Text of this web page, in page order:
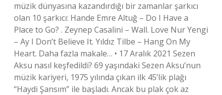
müzik dünyasına kazandırdığı bir zamanlar şarkıcı
olan 10 şarkıcı: Hande Emre Altuğ – Do I Have a
Place to Go? . Zeynep Casalini – Wall. Love Nur Yengi
– Ay I Don’t Believe It. Yıldız Tilbe – Hang On My
Heart. Daha fazla makale… • 17 Aralık 2021 Sezen
Aksu nasıl keşfedildi? 69 yaşındaki Sezen Aksu’nun
müzik kariyeri, 1975 yılında çıkan ilk 45’lik plağı
“Haydi Şansım” ile başladı. Ancak bu plak çok az